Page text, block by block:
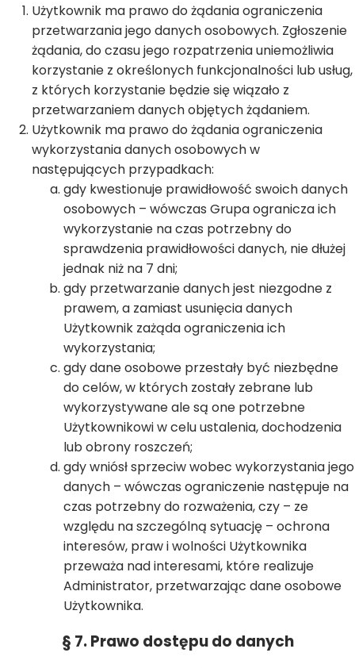
Użytkownik ma prawo do żądania ograniczenia
przetwarzania jego danych osobowych. Zgłoszenie
żądania, do czasu jego rozpatrzenia uniemożliwia
korzystanie z określonych funkcjonalności lub usług,
z których korzystanie będzie się wiązało z
przetwarzaniem danych objętych żądaniem.
Użytkownik ma prawo do żądania ograniczenia
wykorzystania danych osobowych w
następujących przypadkach:
gdy kwestionuje prawidłowość swoich danych
osobowych – wówczas Grupa ogranicza ich
wykorzystanie na czas potrzebny do
sprawdzenia prawidłowości danych, nie dłużej
jednak niż na 7 dni;
gdy przetwarzanie danych jest niezgodne z
prawem, a zamiast usunięcia danych
Użytkownik zażąda ograniczenia ich
wykorzystania;
gdy dane osobowe przestały być niezbędne
do celów, w których zostały zebrane lub
wykorzystywane ale są one potrzebne
Użytkownikowi w celu ustalenia, dochodzenia
lub obrony roszczeń;
gdy wniósł sprzeciw wobec wykorzystania jego
danych – wówczas ograniczenie następuje na
czas potrzebny do rozważenia, czy – ze
względu na szczególną sytuację – ochrona
interesów, praw i wolności Użytkownika
przeważa nad interesami, które realizuje
Administrator, przetwarzając dane osobowe
Użytkownika.
§ 7. Prawo dostępu do danych